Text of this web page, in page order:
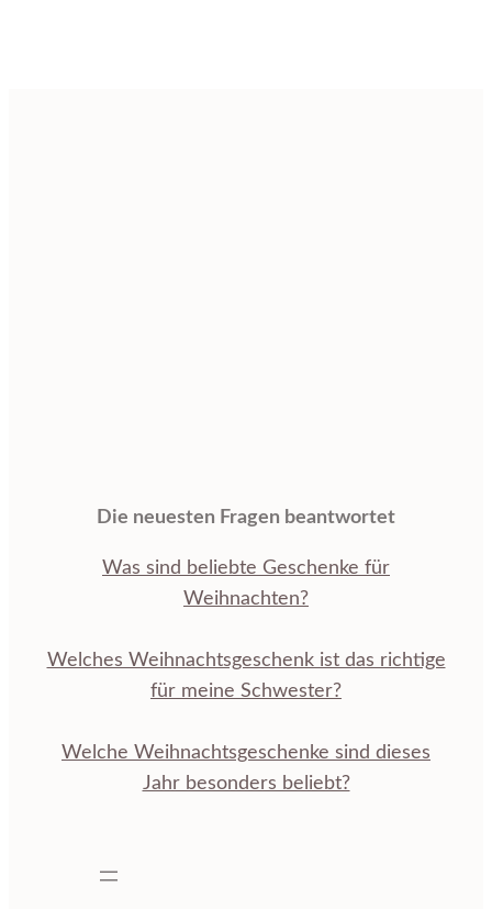
Die neuesten Fragen beantwortet
Was sind beliebte Geschenke für
Weihnachten?
Welches Weihnachtsgeschenk ist das richtige
für meine Schwester?
Welche Weihnachtsgeschenke sind dieses
Jahr besonders beliebt?